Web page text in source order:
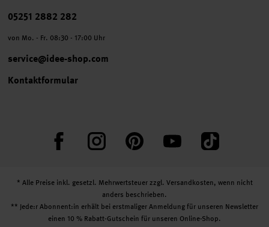
Telefonnummer
05251 2882 282
von Mo. - Fr. 08:30 - 17:00 Uhr
service@idee-shop.com
Kontaktformular
FacebookInstagram PinterestYouTube TikTok
* Alle Preise inkl. gesetzl. Mehrwertsteuer zzgl. Versandkosten, wenn nicht
anders beschrieben.
** Jede:r Abonnent:in erhält bei erstmaliger Anmeldung für unseren Newsletter
einen 10 % Rabatt-Gutschein für unseren Online-Shop.